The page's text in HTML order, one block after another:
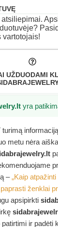
vartotojais!
UŽDUODAMI
yra
turimą
metu nėra
–„Kaip
ženklai
apsipirkti
ir padėti